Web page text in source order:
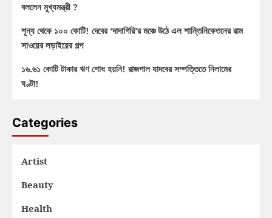
বললেন মুখ্যমন্ত্রী ?
শূন্য থেকে ১০০ কোটি! দেবের ‘দাদাগিরি’র মঞ্চে উঠে এল শান্তিনিকেতনের রাম
সাওয়ের লড়াইয়ের গল্প
১৬.৬১ কোটি টাকার ঋণ শোধ হয়নি! রাজপাল যাদবের সম্পত্তিতে নিলামের
ঘণ্টা!
Categories
Artist
Beauty
Health